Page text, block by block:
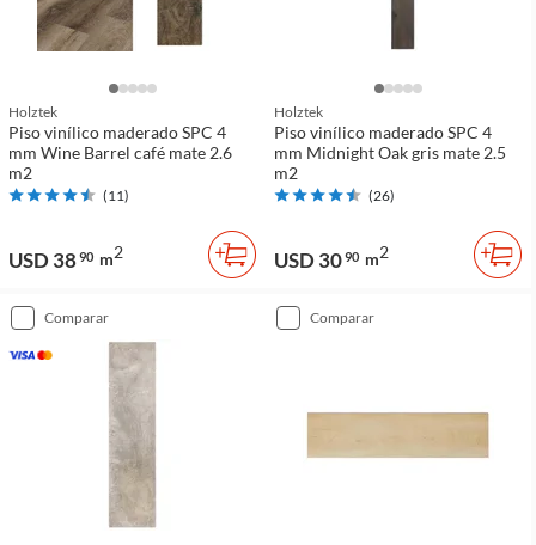
Holztek
Piso vinílico maderado SPC 4
mm Wine Barrel café mate 2.6
m2
(11)
USD 3890 m2
Holztek
Piso vinílico maderado SPC 4
mm Midnight Oak gris mate 2.5
m2
(26)
USD 3090 m2
comparar comparar